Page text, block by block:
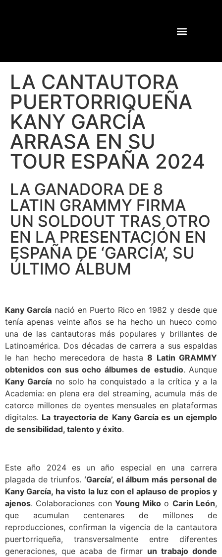
LA CANTAUTORA
PUERTORRIQUEÑA
KANY GARCÍA
ARRASA EN SU
TOUR ESPAÑA 2024
LA GANADORA DE 8
LATIN GRAMMY FIRMA
UN SOLDOUT TRAS OTRO
EN LA PRESENTACIÓN EN
ESPAÑA DE ‘GARCÍA’, SU
ÚLTIMO ÁLBUM
Kany Garcíanació en Puerto Rico en 1982 y desde que
tenía apenas veinte años se ha hecho un hueco como
una de las cantautoras más populares y brillantes de
Latinoamérica. Dos décadas de carrera a sus espaldas
le han hecho merecedora de hasta8 Latin GRAMMY
obtenidos con sus ocho álbumes de estudio. Aunque
Kany García no solo ha conquistado a la crítica y a la
Academia: en plena era del streaming, acumula más de
catorce millones de oyentes mensuales en plataformas
digitales. La trayectoria de Kany García es un ejemplo
de sensibilidad, talento y éxito.
Este año 2024 es un año especial en una carrera
plagada de triunfos. ‘García’, el álbum más personal de
Kany García, ha visto la luz con el aplauso de propios y
ajenos. Colaboraciones con Young Miko o Carin León,
que acumulan centenares de millones de
reproducciones, confirman la vigencia de la cantautora
puertorriqueña, transversalmente entre diferentes
generaciones, que acaba de firmar un trabajo donde